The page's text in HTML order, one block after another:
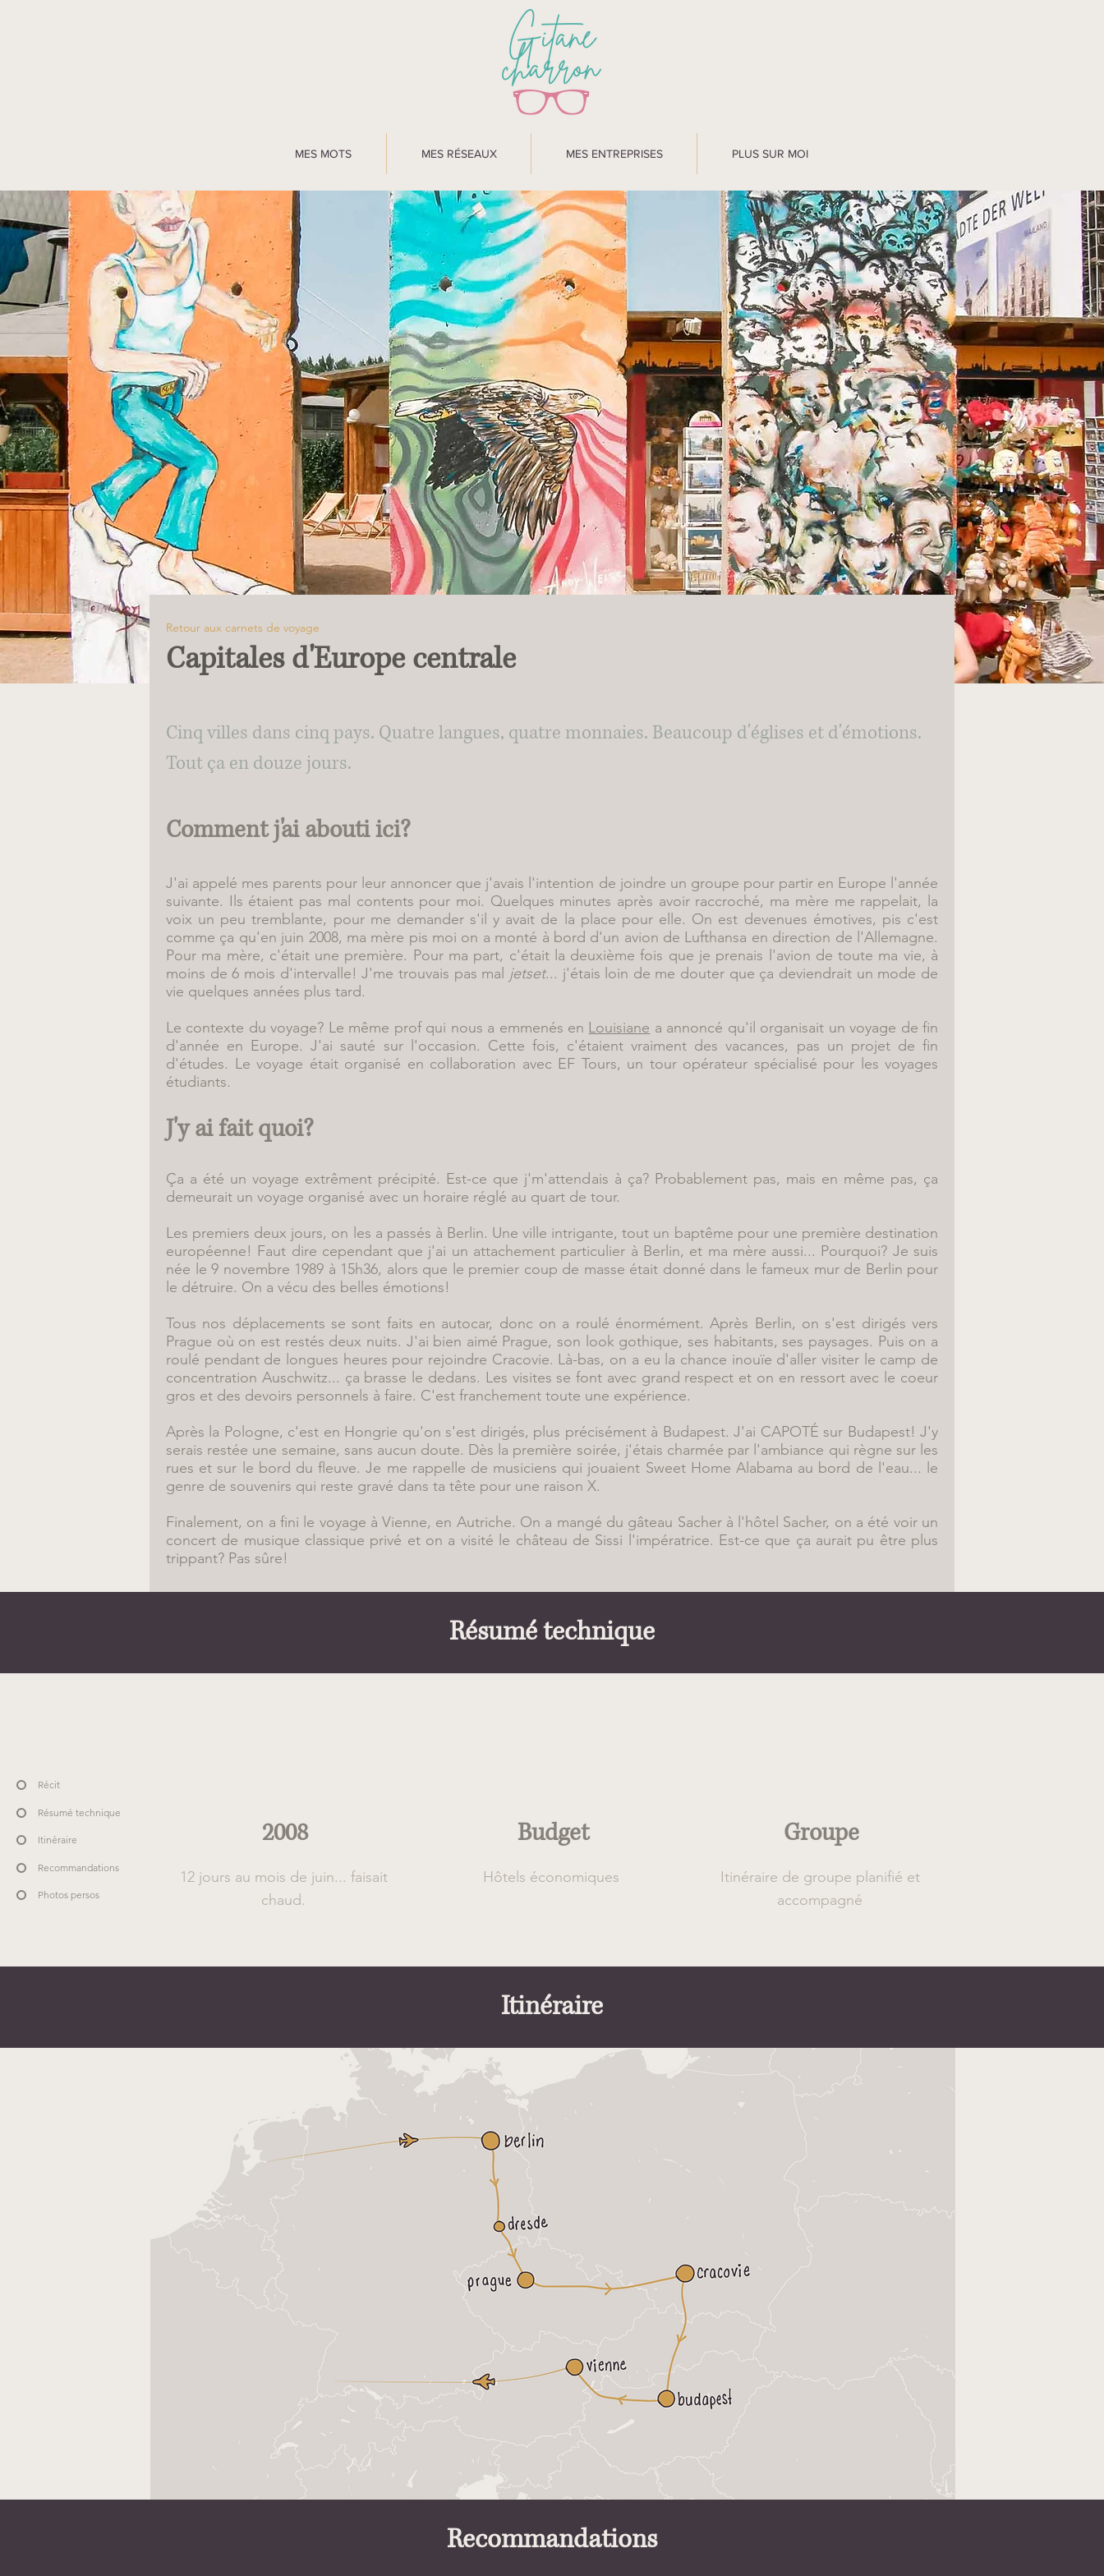
MES MOTS MES RÉSEAUX MES ENTREPRISES PLUS SUR MOI
Récit
Résumé technique
Itinéraire
Recommandations
Photos persos
Retour aux carnets de voyage
Capitales d'Europe centrale
Cinq villes dans cinq pays. Quatre langues, quatre monnaies. Beaucoup d'églises et d'émotions.
Tout ça en douze jours.
Comment j'ai abouti ici?
J'ai appelé mes parents pour leur annoncer que j'avais l'intention de joindre un groupe pour partir en Europe l'année
suivante. Ils étaient pas mal contents pour moi. Quelques minutes après avoir raccroché, ma mère me rappelait, la
voix un peu tremblante, pour me demander s'il y avait de la place pour elle. On est devenues émotives, pis c'est
comme ça qu'en juin 2008, ma mère pis moi on a monté à bord d'un avion de Lufthansa en direction de l'Allemagne.
Pour ma mère, c'était une première. Pour ma part, c'était la deuxième fois que je prenais l'avion de toute ma vie, à
moins de 6 mois d'intervalle! J'me trouvais pas mal jetset... j'étais loin de me douter que ça deviendrait un mode de
vie quelques années plus tard.
Le contexte du voyage? Le même prof qui nous a emmenés en Louisiane a annoncé qu'il organisait un voyage de fin
d'année en Europe. J'ai sauté sur l'occasion. Cette fois, c'étaient vraiment des vacances, pas un projet de fin
d'études. Le voyage était organisé en collaboration avec EF Tours, un tour opérateur spécialisé pour les voyages
étudiants.
J'y ai fait quoi?
Ça a été un voyage extrêment précipité. Est-ce que j'm'attendais à ça? Probablement pas, mais en même pas, ça
demeurait un voyage organisé avec un horaire réglé au quart de tour.
Les premiers deux jours, on les a passés à Berlin. Une ville intrigante, tout un baptême pour une première destination
européenne! Faut dire cependant que j'ai un attachement particulier à Berlin, et ma mère aussi... Pourquoi? Je suis
née le 9 novembre 1989 à 15h36, alors que le premier coup de masse était donné dans le fameux mur de Berlin pour
le détruire. On a vécu des belles émotions!
Tous nos déplacements se sont faits en autocar, donc on a roulé énormément. Après Berlin, on s'est dirigés vers
Prague où on est restés deux nuits. J'ai bien aimé Prague, son look gothique, ses habitants, ses paysages. Puis on a
roulé pendant de longues heures pour rejoindre Cracovie. Là-bas, on a eu la chance inouïe d'aller visiter le camp de
concentration Auschwitz... ça brasse le dedans. Les visites se font avec grand respect et on en ressort avec le coeur
gros et des devoirs personnels à faire. C'est franchement toute une expérience.
Après la Pologne, c'est en Hongrie qu'on s'est dirigés, plus précisément à Budapest. J'ai CAPOTÉ sur Budapest! J'y
serais restée une semaine, sans aucun doute. Dès la première soirée, j'étais charmée par l'ambiance qui règne sur les
rues et sur le bord du fleuve. Je me rappelle de musiciens qui jouaient Sweet Home Alabama au bord de l'eau... le
genre de souvenirs qui reste gravé dans ta tête pour une raison X.
Finalement, on a fini le voyage à Vienne, en Autriche. On a mangé du gâteau Sacher à l'hôtel Sacher, on a été voir un
concert de musique classique privé et on a visité le château de Sissi l'impératrice. Est-ce que ça aurait pu être plus
trippant? Pas sûre!
Résumé technique
2008
12 jours au mois de juin... faisait
chaud.
Budget
Hôtels économiques
Groupe
Itinéraire de groupe planifié et
accompagné
Itinéraire
Recommandations